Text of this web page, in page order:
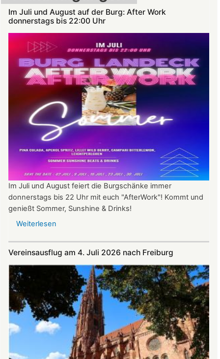
Im Juli und August auf der Burg: After Work
donnerstags bis 22:00 Uhr
Im Juli und August feiert die Burgschänke immer
donnerstags bis 22 Uhr mit euch "AfterWork"! Kommt und
genießt Sommer, Sunshine & Drinks!
Weiterlesen
und
August
der
Burg:
After
Work
donnerstags
Vereinsausflug am 4. Juli 2026 nach Freiburg